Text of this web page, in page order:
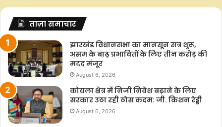
ताज़ा समाचार
झारखंड विधानसभा का मानसून सत्र शुरू,
असम के बाढ़ प्रभावितों के लिए तीन करोड़ की
मदद मंजूर
August 6, 2026
कोयला क्षेत्र में निजी निवेश बढ़ाने के लिए
सरकार उठा रही ठोस कदम: जी. किशन रेड्डी
August 6, 2026